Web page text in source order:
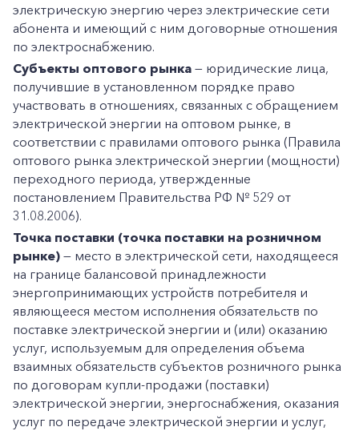
электрическую энергию через электрические сети
абонента и имеющий с ним договорные отношения
по электроснабжению.
Субъекты оптового рынка — юридические лица,
получившие в установленном порядке право
участвовать в отношениях, связанных с обращением
электрической энергии на оптовом рынке, в
соответствии с правилами оптового рынка (Правила
оптового рынка электрической энергии (мощности)
переходного периода, утвержденные
постановлением Правительства РФ № 529 от
31.08.2006).
Точка поставки (точка поставки на розничном
рынке) — место в электрической сети, находящееся
на границе балансовой принадлежности
энергопринимающих устройств потребителя и
являющееся местом исполнения обязательств по
поставке электрической энергии и (или) оказанию
услуг, используемым для определения объема
взаимных обязательств субъектов розничного рынка
по договорам купли-продажи (поставки)
электрической энергии, энергоснабжения, оказания
услуг по передаче электрической энергии и услуг,